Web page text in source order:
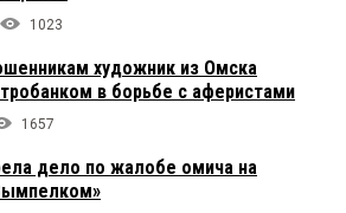
1023
художник из Омска
в борьбе с аферистами
1657
дело по жалобе омича на